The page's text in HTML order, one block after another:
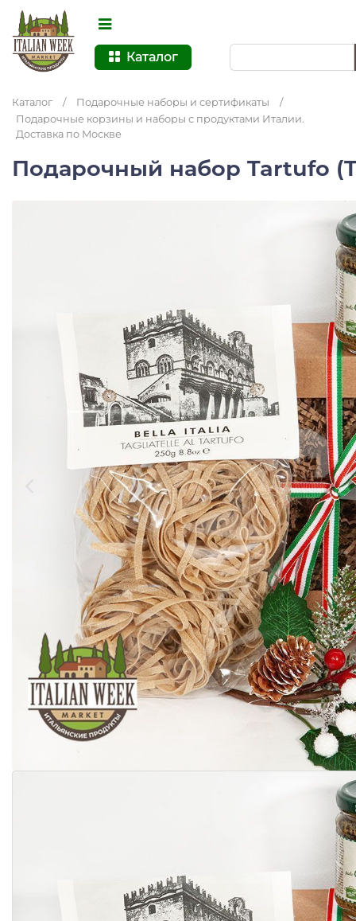
Каталог
Каталог / Подарочные наборы и сертификаты
/
Подарочные корзины и наборы с продуктами Италии.
Доставка по Москве
Подарочный набор Tartufo